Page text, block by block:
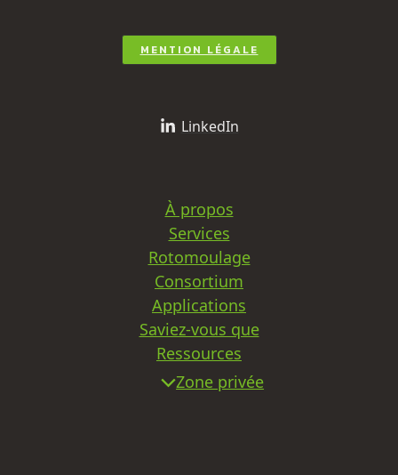
MENTION LÉGALE
LinkedIn
À propos
Services
Rotomoulage
Consortium
Applications
Saviez-vous que
Ressources
Zone privée